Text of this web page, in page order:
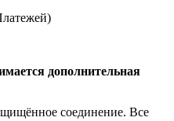
дополнительная
соединение. Все